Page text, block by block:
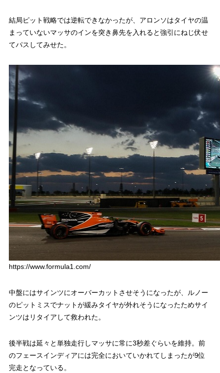
結局ピット戦略では逆転できなかったが、アロンソはタイヤの温
まっていないマッサのインを突き鼻先を入れると強引にねじ伏せ
てパスしてみせた。
https://www.formula1.com/
中盤にはサインツにオーバーカットさせそうになったが、ルノー
のピットミスでナットが緩みタイヤが外れそうになったためサイ
ンツはリタイアして救われた。
後半戦は延々と単独走行しマッサに常に3秒差ぐらいを維持。前
のフェースインディアには完全においていかれてしまったが9位
完走となっている。